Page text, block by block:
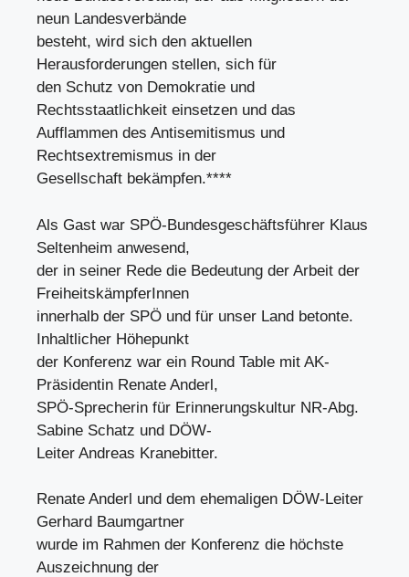
neun Landesverbände
besteht, wird sich den aktuellen
Herausforderungen stellen, sich für
den Schutz von Demokratie und
Rechtsstaatlichkeit einsetzen und das
Aufflammen des Antisemitismus und
Rechtsextremismus in der
Gesellschaft bekämpfen.****
Als Gast war SPÖ-Bundesgeschäftsführer Klaus
Seltenheim anwesend,
der in seiner Rede die Bedeutung der Arbeit der
FreiheitskämpferInnen
innerhalb der SPÖ und für unser Land betonte.
Inhaltlicher Höhepunkt
der Konferenz war ein Round Table mit AK-
Präsidentin Renate Anderl,
SPÖ-Sprecherin für Erinnerungskultur NR-Abg.
Sabine Schatz und DÖW-
Leiter Andreas Kranebitter.
Renate Anderl und dem ehemaligen DÖW-Leiter
Gerhard Baumgartner
wurde im Rahmen der Konferenz die höchste
Auszeichnung der